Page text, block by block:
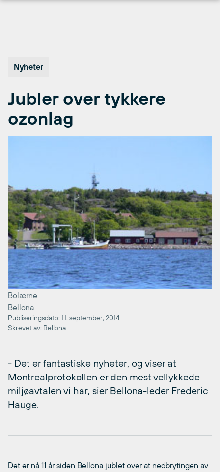
Nyheter
Jubler over tykkere
ozonlag
Bolærne
Bellona
Publiseringsdato: 11. september, 2014
Skrevet av: Bellona
- Det er fantastiske nyheter, og viser at
Montrealprotokollen er den mest vellykkede
miljøavtalen vi har, sier Bellona-leder Frederic
Hauge.
Det er nå 11 år siden Bellona jublet over at nedbrytingen av